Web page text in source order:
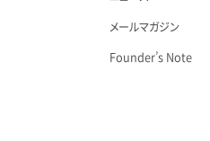
メールマガジン
Founder’s Note